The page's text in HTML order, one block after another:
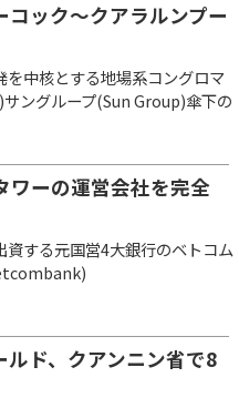
ック～クアラルンプー
中核とする地場系コングロマ
ングループ(Sun Group)傘下の
ワーの運営会社を完全
する元国営4大銀行のベトコム
ド、クアンニン省で8